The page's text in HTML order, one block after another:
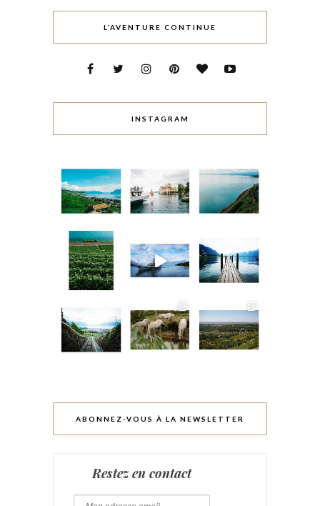
L’AVENTURE CONTINUE
INSTAGRAM
ABONNEZ-VOUS À LA NEWSLETTER
Restez en contact